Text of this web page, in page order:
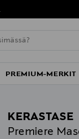
PREMIUM-MERKIT
KERASTASE
Premiere